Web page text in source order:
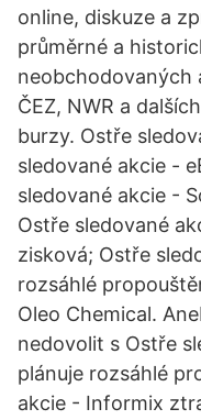
online, diskuze a
průměrné a
neobchodovaných
ČEZ, NWR a
burzy. Ostře
sledované akcie -
sledované akcie -
Ostře sledované
zisková; Ostře
rozsáhlé
Oleo Chemical.
nedovolit s Ostře
plánuje rozsáhlé
akcie - Informix